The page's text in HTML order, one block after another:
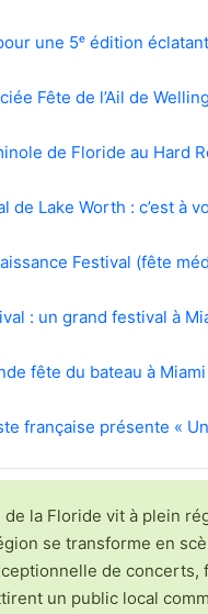
une 5ᵉ édition
Fête de l’Ail de
de Floride au Hard
de Lake Worth : c’est à
Festival (fête
: un grand festival à
fête du bateau à
française présente «
la Floride vit à plein
se transforme en
de
un public local